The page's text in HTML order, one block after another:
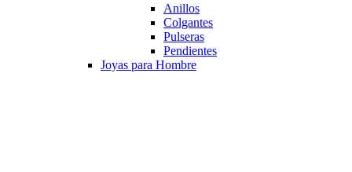
Anillos
Colgantes
Pulseras
Pendientes
Joyas para Hombre